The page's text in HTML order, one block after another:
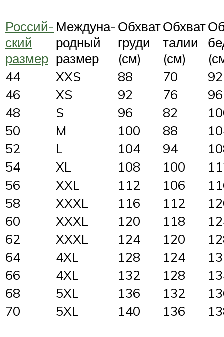
Россий-
ский
размер
Междуна-
родный
размер
Обхват
груди
(см)
Обхват
талии
(см)
44
XXS 88 70
92
46
XS 92 76
96
48
S 96 82
50
M 100 88
52
L 104 94
54
XL 108 100
56
XXL 112 106
58
XXXL 116 112
60
XXXL 120 118
62
XXXL 124 120
64
4XL 128 124
66
4XL 132 128
68
5XL 136 132
70
5XL 140 136